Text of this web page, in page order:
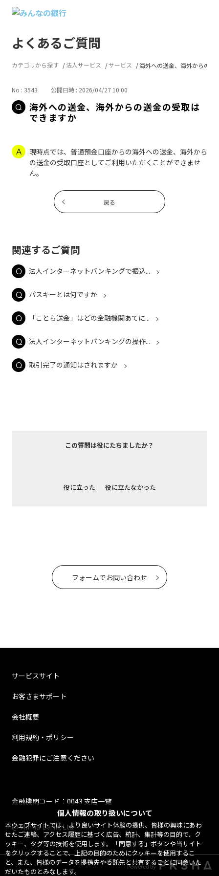
よくあるご質問
個人情報の取り扱いについて
本ウェブサイトでは、より良いサイト体験の提供、皆様の興味にあわ
せたご連絡、アクセス履歴に基づく広告、統計、集計等の目的で、ク
ッキー、タグ等の技術を使用します。「同意する」ボタンや当サイト
をクリックすることで、上記の目的のためにクッキーを使用するこ
と、また、皆様のデータを提携先や委託先と共有することに同意いた
だいたものとみなします。
カテゴリから探す 法人サービス サービス 海外への送金、海外からの送
No : 3543 公開日時 : 2026/04/27 10:00
海外への送金、海外からの送金の受取は
できますか
現時点では、普通預金口座からの海外への送金、海外から
の送金の受取口座としてご利用いただくことができませ
ん。
戻る
関連するご質問
法人インターネットバンキングで振込...
パスキーとは何ですか
「ことら送金」はどの金融機関あてに...
法人インターネットバンキングの操作...
取引完了の通知はされますか
この質問は役にたちましたか？
役に立った 役に立たなかった
フォームでお問い合わせ
サービスサイト
お客さまサポート
会社概要
利用規約・ポリシー
金融犯罪にご注意ください
金融機関コード：0043 支店一覧
@ Minna Bank, Ltd.
Powered by